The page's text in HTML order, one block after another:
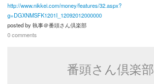
http://www.nikkei.com/money/features/32.aspx?
g=DGXNMSFK1201I_12092012000000
posted by執事＠番頭さん倶楽部
0 comments
番頭さん倶楽部